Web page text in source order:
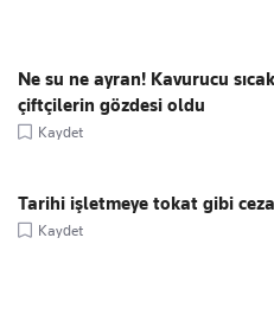
Ne su ne ayran! Kavurucu
çiftçilerin gözdesi oldu
Kaydet
Tarihi işletmeye tokat gibi
Kaydet